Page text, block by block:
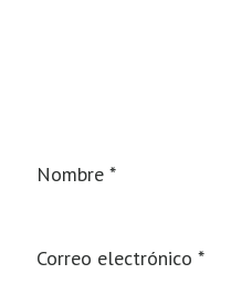
Nombre *
Correo electrónico *